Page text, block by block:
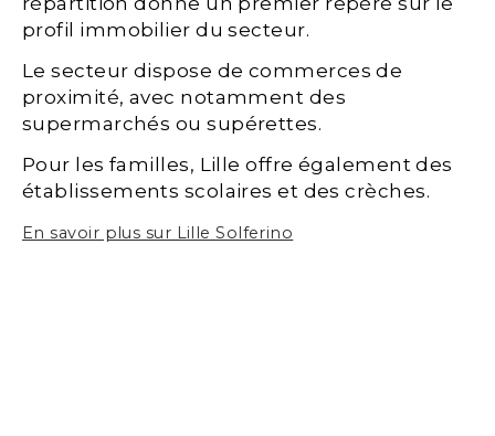
profil immobilier du secteur.
Le secteur dispose de commerces de
proximité, avec notamment des
supermarchés ou supérettes.
Pour les familles, Lille offre également des
établissements scolaires et des crèches.
En savoir plus sur Lille Solferino